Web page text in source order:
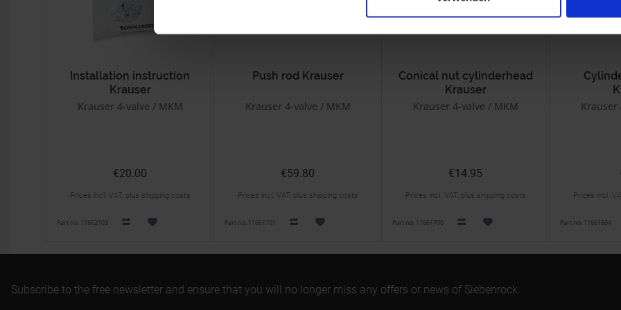
Installation instruction
Krauser
Krauser 4-valve / MKM
€20.00
Prices incl. VAT, plus shipping costs
Part no. 11662103
Push rod Krauser
Krauser 4-valve / MKM
€59.80
Prices incl. VAT, plus shipping costs
Part no. 11661701
Conical nut cylinderhead
Krauser
Krauser 4-valve / MKM
€14.95
Prices incl. VAT, plus shipping costs
Part no. 11661700
Krauser
Prices incl.
Part no. 11661604
Subscribe to the free newsletter and ensure that you will no longer miss any offers or news of Siebenrock.